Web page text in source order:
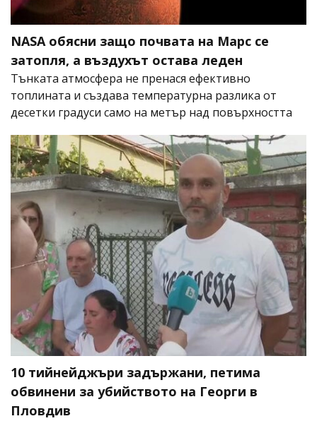
NASA обясни защо почвата на Марс се
затопля, а въздухът остава леден
Тънката атмосфера не пренася ефективно
топлината и създава температурна разлика от
десетки градуси само на метър над повърхността
10 тийнейджъри задържани, петима
обвинени за убийството на Георги в
Пловдив